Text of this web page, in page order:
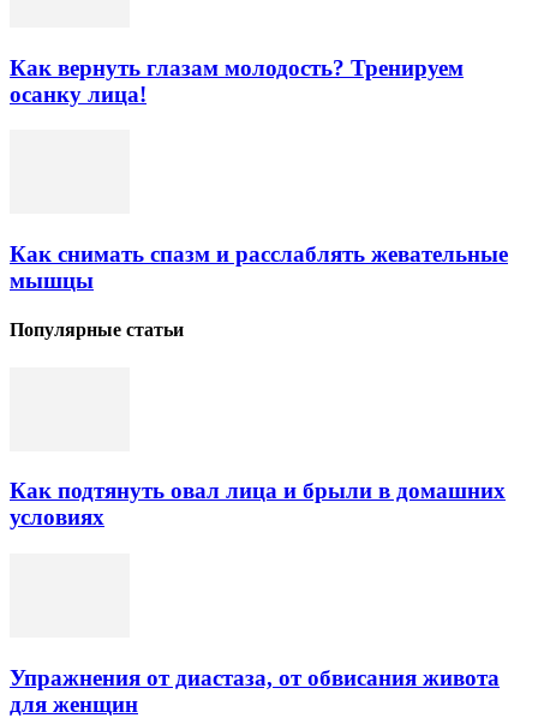
Как вернуть глазам молодость? Тренируем
осанку лица!
Как снимать спазм и расслаблять жевательные
мышцы
Популярные статьи
Как подтянуть овал лица и брыли в домашних
условиях
Упражнения от диастаза, от обвисания живота
для женщин